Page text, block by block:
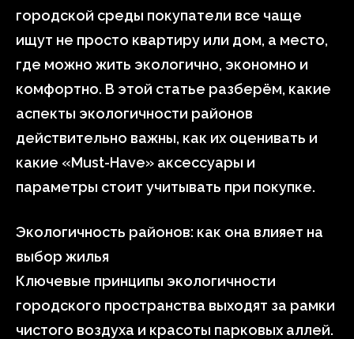
городской среды покупатели все чаще
ищут не просто квартиру или дом, а место,
где можно жить экологично, экономно и
комфортно. В этой статье разберём, какие
аспекты экологичности районов
действительно важны, как их оценивать и
какие «Must-Have» аксессуары и
параметры стоит учитывать при покупке.
Экологичность районов: как она влияет на
выбор жилья
Ключевые принципы экологичности
городского пространства выходят за рамки
чистого воздуха и красоты парковых аллей.